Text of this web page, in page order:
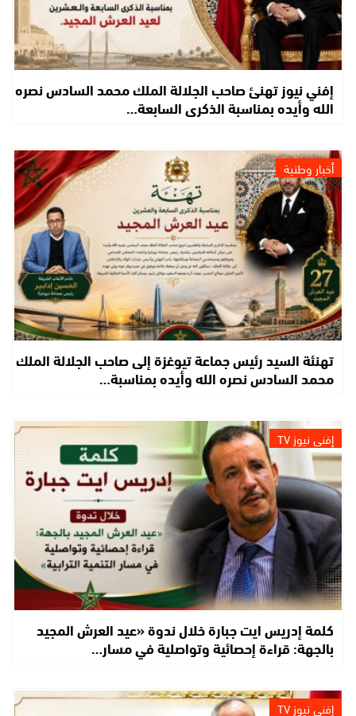
إفني نيوز تهنئ صاحب الجلالة الملك محمد السادس نصره
الله وأيده بمناسبة الذكرى السابعة…
أخبار وطنية
تهنئة السيد رئيس جماعة تيوغزة إلى صاحب الجلالة الملك
محمد السادس نصره الله وأيده بمناسبة…
إفني نيوز TV
كلمة إدريس ايت جبارة خلال ندوة «عيد العرش المجيد
بالجهة: قراءة إحصائية وتواصلية في مسار…
إفني نيوز TV